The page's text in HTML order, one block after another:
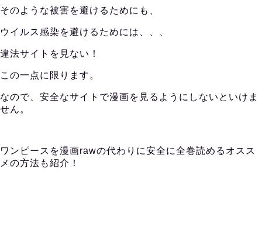
そのような被害を避けるためにも、
ウイルス感染を避けるためには、、、
違法サイトを見ない！
この一点に限ります。
なので、安全なサイトで漫画を見るようにしないといけま
せん。
ワンピースを漫画rawの代わりに安全に全巻読めるオスス
メの方法も紹介！